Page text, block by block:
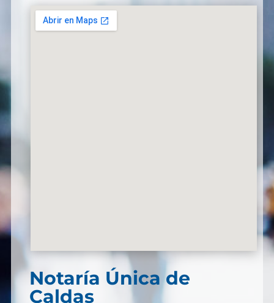
Notaría Única de
Caldas